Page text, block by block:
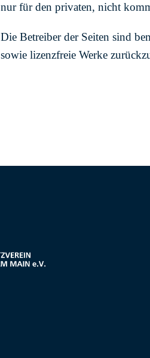
nur für den privaten, nicht
Die Betreiber der Seiten sind
sowie lizenzfreie Werke